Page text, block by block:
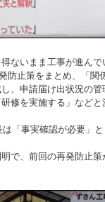
ないまま工事が進ん
防止策をまとめ、「関
、申請届け出状況の
修を実施する」などと
「事実確認が必要」と
で、前回の再発防止